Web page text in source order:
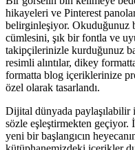
hikayeleri ve Pinterest
belirginleşiyor. Okuduğunuz
cümlesini, şık bir fontla ve
takipçilerinizle kurduğunuz
resimli alıntılar, dikey
formatta blog içeriklerinize
özel olarak tasarlandı.
Dijital dünyada paylaşılabilir
sözle eşleştirmekten geçiyor.
yeni bir başlangıcın